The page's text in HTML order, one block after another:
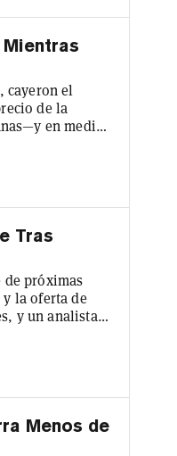
cayeron el
de la
en medio
Tras
de próximas
la oferta de
y un analista
El
Benchmark-
Menos de